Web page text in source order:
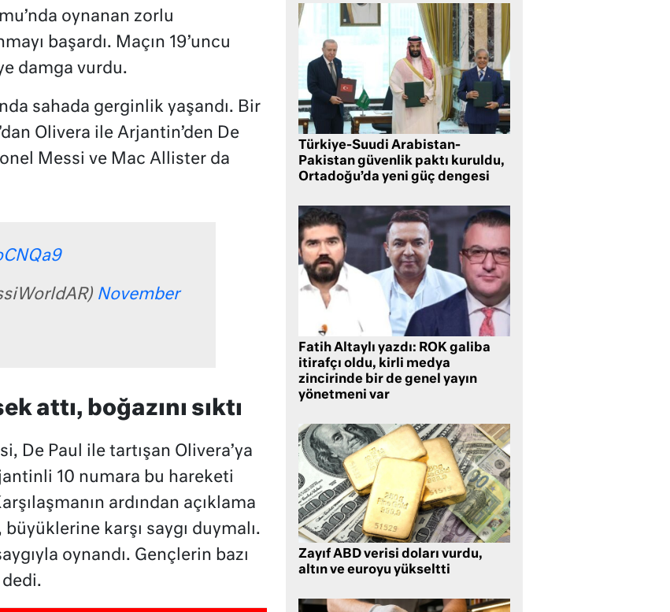
oynanan zorlu
başardı. Maçın 19’uncu
damga vurdu.
sahada gerginlik yaşandı. Bir
Olivera ile Arjantin’den De
Messi ve Mac Allister da
November
attı, boğazını sıktı
De Paul ile tartışan Olivera’ya
10 numara bu hareketi
ardından açıklama
karşı saygı duymalı.
oynandı. Gençlerin bazı
Türkiye-Suudi Arabistan-
Pakistan güvenlik paktı kuruldu,
Ortadoğu’da yeni güç dengesi
Fatih Altaylı yazdı: ROK galiba
itirafçı oldu, kirli medya
zincirinde bir de genel yayın
yönetmeni var
Zayıf ABD verisi doları vurdu,
altın ve euroyu yükseltti